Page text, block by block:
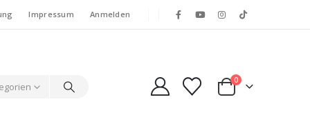
Impressum Anmelden
0